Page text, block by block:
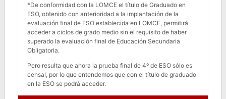
*De conformidad con la LOMCE el título de Graduado en
ESO, obtenido con anterioridad a la implantación de la
evaluación final de ESO establecida en LOMCE, permitirá
acceder a ciclos de grado medio sin el requisito de haber
superado la evaluación final de Educación Secundaria
Obligatoria.
Pero resulta que ahora la prueba final de 4º de ESO sólo es
censal, por lo que entendemos que con el título de graduado
en la ESO se podrá acceder.